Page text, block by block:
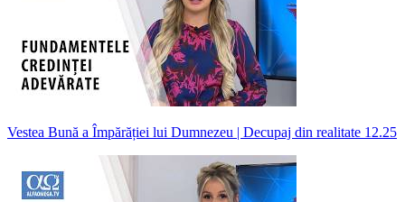
Vestea Bună a Împărăției lui Dumnezeu | Decupaj din realitate 12.25